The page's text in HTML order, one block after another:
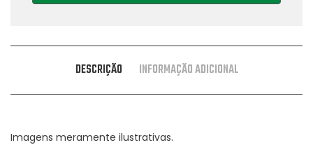
DESCRIÇÃO INFORMAÇÃO ADICIONAL
Imagens meramente ilustrativas.